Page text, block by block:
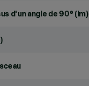
d'un angle de 90° (lm)